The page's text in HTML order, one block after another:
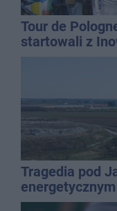
Tour de
startowali z
Tragedia pod
mężczyzny